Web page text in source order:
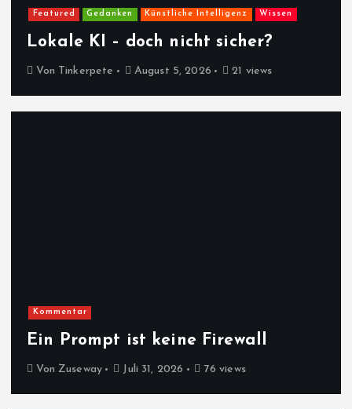
Featured Gedanken Künstliche Intelligenz Wissen
Lokale KI – doch nicht sicher?
Von Tinkerpete August 5, 2026 21 views
Kommentar
Ein Prompt ist keine Firewall
Von Zuseway Juli 31, 2026 76 views